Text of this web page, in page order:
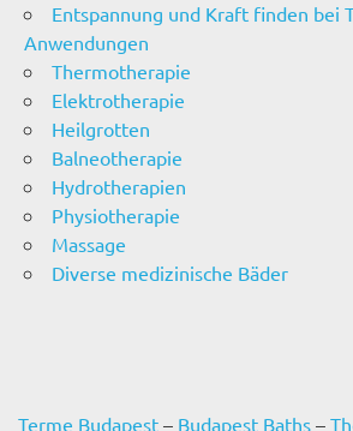
Entspannung und Kraft finden bei
Anwendungen
Thermotherapie
Elektrotherapie
Heilgrotten
Balneotherapie
Hydrotherapien
Physiotherapie
Massage
Diverse medizinische Bäder
Terme Budapest – Budapest Baths –